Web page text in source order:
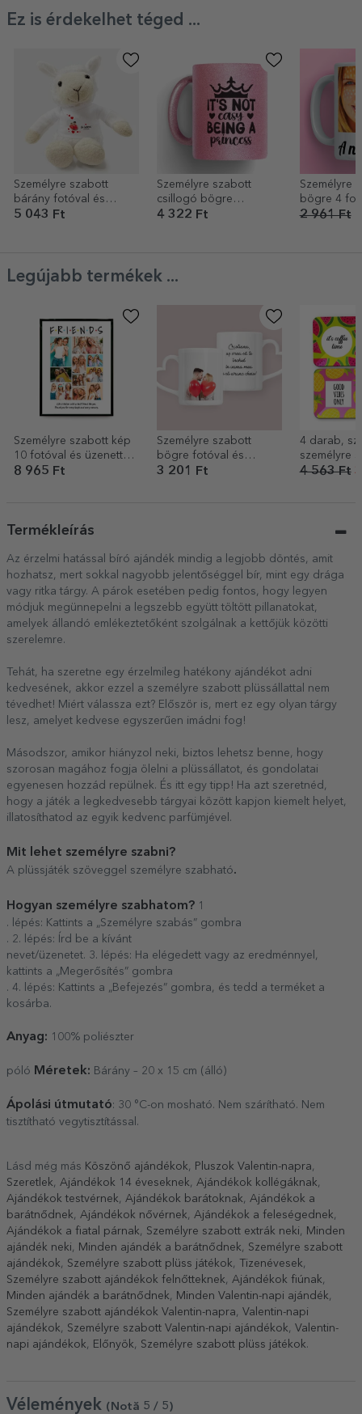
Ez is érdekelhet téged ...
Személyre szabott
bárány fotóval és
szerelmes üzenettel
5 043 Ft
Személyre szabott
csillogó bögre
szöveggel - Hercegnő,
4 322 Ft
Személyre
bögre 4
üzenettel
2 961 Ft1
Legújabb termékek ...
Személyre szabott kép
10 fotóval és üzenettel
– Friends
8 965 Ft
Személyre szabott
bögre fotóval és
szöveggel – szív alakú
3 201 Ft
4 darab,
személyre
pohártartó
4 563 Ft3
Termékleírás
Az érzelmi hatással bíró ajándék mindig a legjobb döntés, amit
hozhatsz, mert sokkal nagyobb jelentőséggel bír, mint egy drága
vagy ritka tárgy. A párok esetében pedig fontos, hogy legyen
módjuk megünnepelni a legszebb együtt töltött pillanatokat,
amelyek állandó emlékeztetőként szolgálnak a kettőjük közötti
szerelemre.
Tehát, ha szeretne egy érzelmileg hatékony ajándékot adni
kedvesének, akkor ezzel a személyre szabott plüssállattal nem
tévedhet! Miért válassza ezt? Először is, mert ez egy olyan tárgy
lesz, amelyet kedvese egyszerűen imádni fog!
Másodszor, amikor hiányzol neki, biztos lehetsz benne, hogy
szorosan magához fogja ölelni a plüssállatot, és gondolatai
egyenesen hozzád repülnek. És itt egy tipp! Ha azt szeretnéd,
hogy a játék a legkedvesebb tárgyai között kapjon kiemelt helyet,
illatosíthatod az egyik kedvenc parfümjével.
Mit lehet személyre szabni?
A plüssjáték szöveggel személyre szabható.
Hogyan személyre szabhatom? 1
. lépés: Kattints a „Személyre szabás” gombra
. 2. lépés: Írd be a kívánt
nevet/üzenetet. 3. lépés: Ha elégedett vagy az eredménnyel,
kattints a „Megerősítés” gombra
. 4. lépés: Kattints a „Befejezés” gombra, és tedd a terméket a
kosárba.
Anyag: 100% poliészter
póló Méretek: Bárány – 20 x 15 cm (álló)
Ápolási útmutató: 30 °C-on mosható. Nem szárítható. Nem
tisztítható vegytisztítással.
Lásd még más Köszönő ajándékok, Pluszok Valentin-napra,
Szeretlek, Ajándékok 14 éveseknek, Ajándékok kollégáknak,
Ajándékok testvérnek, Ajándékok barátoknak, Ajándékok a
barátnődnek, Ajándékok nővérnek, Ajándékok a feleségednek,
Ajándékok a fiatal párnak, Személyre szabott extrák neki, Minden
ajándék neki, Minden ajándék a barátnődnek, Személyre szabott
ajándékok, Személyre szabott plüss játékok, Tizenévesek,
Személyre szabott ajándékok felnőtteknek, Ajándékok fiúnak,
Minden ajándék a barátnődnek, Minden Valentin-napi ajándék,
Személyre szabott ajándékok Valentin-napra, Valentin-napi
ajándékok, Személyre szabott Valentin-napi ajándékok, Valentin-
napi ajándékok, Előnyök, Személyre szabott plüss játékok.
Vélemények (Notă 5 / 5 )